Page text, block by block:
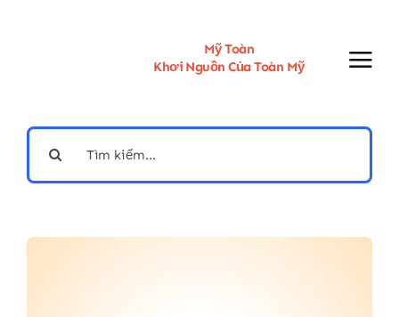
Mỹ Toàn
Khơi Nguồn Của Toàn Mỹ
Search